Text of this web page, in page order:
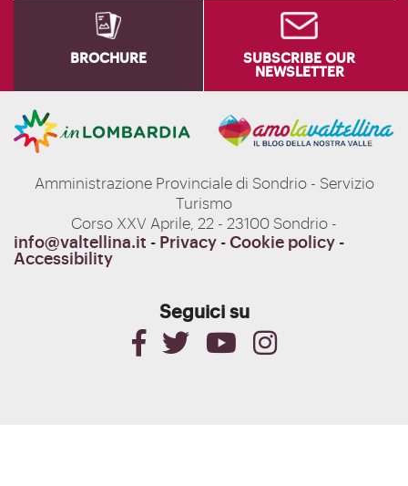
BROCHURE SUBSCRIBE OUR
NEWSLETTER
Amministrazione Provinciale di Sondrio - Servizio
Turismo
Corso XXV Aprile, 22 - 23100 Sondrio -
info@valtellina.it - Privacy -Cookie policy -
Accessibility
Seguici su